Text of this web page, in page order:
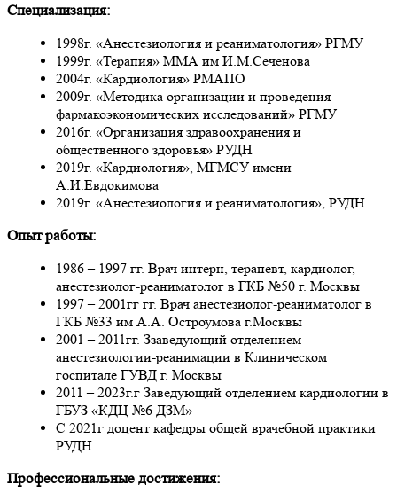
Специализация:
1998г. «Анестезиология и реаниматология» РГМУ
1999г. «Терапия» ММА им И.М.Сеченова
2004г. «Кардиология» РМАПО
2009г. «Методика организации и проведения
фармакоэкономических исследований» РГМУ
2016г. «Организация здравоохранения и
общественного здоровья» РУДН
2019г. «Кардиология», МГМСУ имени
А.И.Евдокимова
2019г. «Анестезиология и реаниматология», РУДН
Опыт работы:
1986 – 1997 гг. Врач интерн, терапевт, кардиолог,
анестезиолог-реаниматолог в ГКБ №50 г. Москвы
1997 – 2001гг гг. Врач анестезиолог-реаниматолог в
ГКБ №33 им А.А. Остроумова г.Москвы
2001 – 2011гг. Ззаведующий отделением
анестезиологии-реанимации в Клиническом
госпитале ГУВД г. Москвы
2011 – 2023г.г Заведующий отделением кардиологии в
ГБУЗ «КДЦ №6 ДЗМ»
С 2021г доцент кафедры общей врачебной практики
РУДН
Профессиональные достижения: